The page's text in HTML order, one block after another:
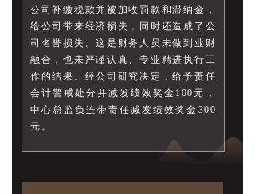
公司补缴税款并被加收罚款和滞纳金，
给公司带来经济损失，同时还造成了公
司名誉损失。这是财务人员未做到业财
融合，也未严谨认真、专业精进执行工
作的结果。经公司研究决定，给予责任
会计警戒处分并减发绩效奖金100元，
中心总监负连带责任减发绩效奖金300
元。